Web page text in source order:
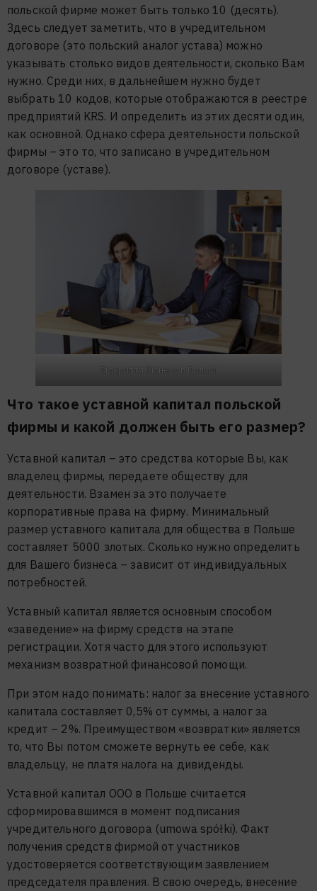
польской фирме может быть только 10 (десять).
Здесь следует заметить, что в учредительном
договоре (это польский аналог устава) можно
указывать столько видов деятельности, сколько Вам
нужно. Среди них, в дальнейшем нужно будет
выбрать 10 кодов, которые отображаются в реестре
предприятий KRS. И определить из этих десяти один,
как основной. Однако сфера деятельности польской
фирмы – это то, что записано в учредительном
договоре (уставе).
Відкриття бізнесу в Польщі
Что такое уставной капитал польской
фирмы и какой должен быть его размер?
Уставной капитал – это средства которые Вы, как
владелец фирмы, передаете обществу для
деятельности. Взамен за это получаете
корпоративные права на фирму. Минимальный
размер уставного капитала для общества в Польше
составляет 5000 злотых. Сколько нужно определить
для Вашего бизнеса – зависит от индивидуальных
потребностей.
Уставный капитал является основным способом
«заведение» на фирму средств на этапе
регистрации. Хотя часто для этого используют
механизм возвратной финансовой помощи.
При этом надо понимать: налог за внесение уставного
капитала составляет 0,5% от суммы, а налог за
кредит – 2%. Преимуществом «возвратки» является
то, что Вы потом сможете вернуть ее себе, как
владельцу, не платя налога на дивиденды.
Уставной капитал ООО в Польше считается
сформировавшимся в момент подписания
учредительного договора (umowa spółki). Факт
получения средств фирмой от участников
удостоверяется соответствующим заявлением
председателя правления. В свою очередь, внесение